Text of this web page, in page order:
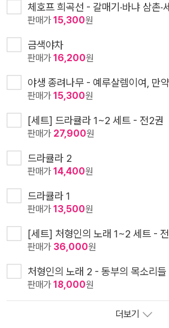
체호프 희곡선 - 갈매기·바냐 삼촌·
판매가15,300원
금색야차
판매가16,200원
야생 종려나무 - 예루살렘이여, 만
판매가15,300원
[세트] 드라큘라 1~2 세트 - 전2권
판매가 27,900원
드라큘라 2
판매가14,400원
드라큘라 1
판매가13,500원
[세트] 처형인의 노래 1~2 세트 -
판매가 36,000원
처형인의 노래 2 - 동부의 목소리들
판매가18,000원
더보기